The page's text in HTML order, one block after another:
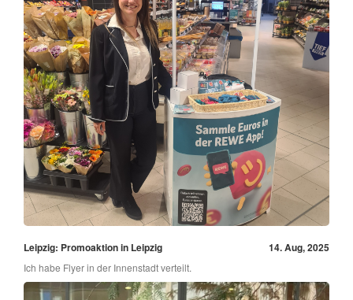
Leipzig: Promoaktion in Leipzig 14. Aug, 2025
Ich habe Flyer in der Innenstadt verteilt.